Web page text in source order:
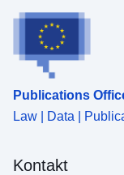
Publications
Law | Data |
Kontakt